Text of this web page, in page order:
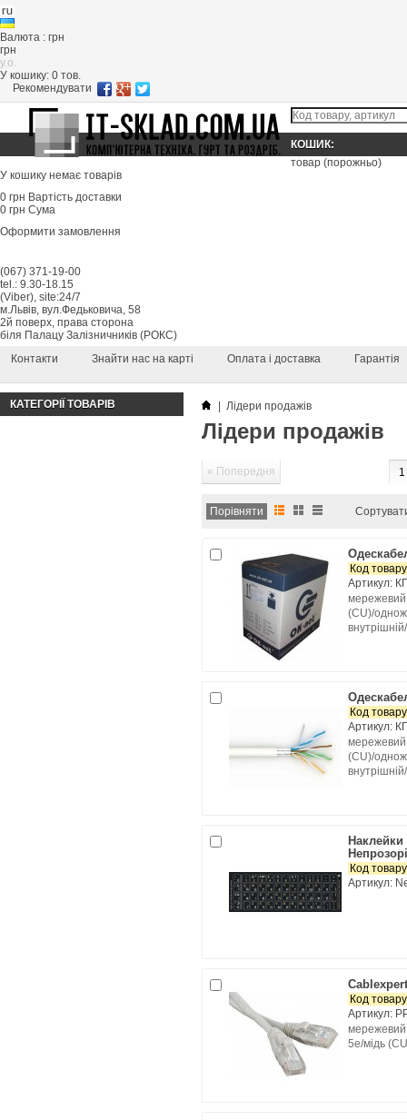
Валюта : грн
грн
y.o.
У кошику: 0 тов.
Рекомендувати
КОШИК:
товар (порожньо)
У кошику немає товарів
0 грн Вартість доставки
0 грн Сума
Оформити замовлення
(067) 371-19-00
tel.: 9.30-18.15
(Viber), site:24/7
м.Львів, вул.Федьковича, 58
2й поверх, права сторона
біля Палацу Залізничників (РОКС)
Контакти
Знайти нас на карті Оплата і доставка Гарантія
КАТЕГОРІЇ ТОВАРІВ Лідери продажів
Лідери продажів
« Попередня 1
Код
Артикул:
мережевий
(CU)/
Код
Артикул:
мережевий
(CU)/
Наклейки
Код
Артикул:
Код
Артикул:
мережевий
5e/мідь